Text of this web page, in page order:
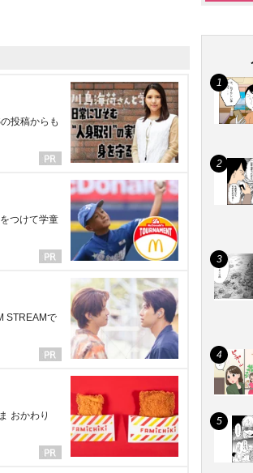
投稿からも
つけて学童
STREAMで
おかわり